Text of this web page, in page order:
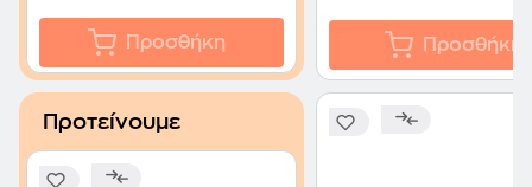
Προσθήκη Προσθήκη
Προτείνουμε